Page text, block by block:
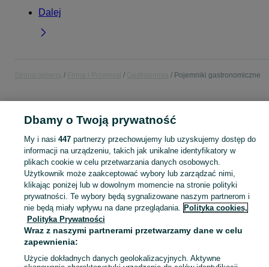
Dalej
Pojemniki gastronomiczne
KATEGORIA
Sprzedaż pojemników gastronomicznych w Polsce ▶️ Nowe i używane oferty ✅ Szeroki wybór w najlepszych cenach ✌ Przeglądaj ogłoszenia online na OLX.pl! Zobacz
Mapa kategorii
Mapa miejscowości
Mapa ministron
Popularne wyszukiwania
Dbamy o Twoją prywatność
My i nasi 447partnerzy przechowujemy lub uzyskujemy dostęp do
informacji na urządzeniu, takich jak unikalne identyfikatory w
plikach cookie w celu przetwarzania danych osobowych.
Użytkownik może zaakceptować wybory lub zarządzać nimi,
klikając poniżej lub w dowolnym momencie na stronie polityki
prywatności. Te wybory będą sygnalizowane naszym partnerom i
nie będą miały wpływu na dane przeglądania. Polityka cookies,
Polityka Prywatności
Wraz z naszymi partnerami przetwarzamy dane w celu
zapewnienia:
Użycie dokładnych danych geolokalizacyjnych. Aktywne